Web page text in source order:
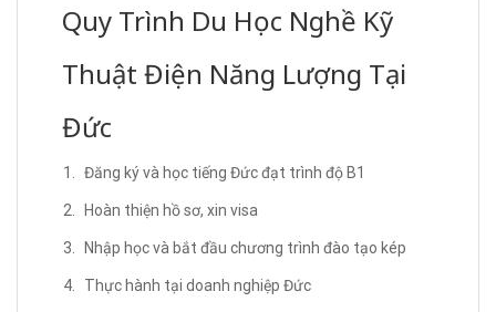
Quy Trình Du Học Nghề Kỹ
Thuật Điện Năng Lượng Tại
Đức
Đăng ký và học tiếng Đức đạt trình độ B1
Hoàn thiện hồ sơ, xin visa
Nhập học và bắt đầu chương trình đào tạo kép
Thực hành tại doanh nghiệp Đức